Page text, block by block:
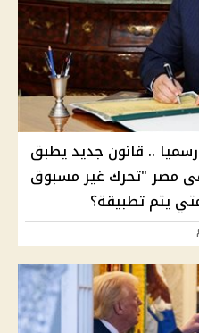
.. قانون جديد يطبق
مصر "تحرك غير مسبوق
يتم تطبيقة؟